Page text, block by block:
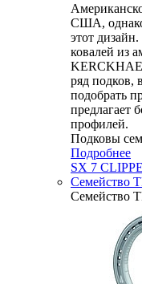
США,
этот
ковалей из
ряд подков,
подобрать
предлагает
профилей.
Подковы
Подробнее
SX 7
Семейство
Семейство